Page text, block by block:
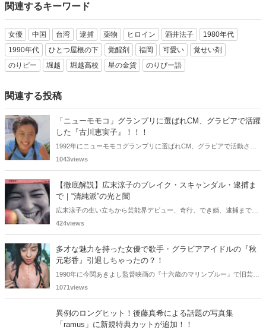
関連するキーワード
女優 中国 台湾 逮捕 薬物 ヒロイン 酒井法子
1980年代
1990年代
ひとつ屋根の下 覚醒剤 福岡 可愛い
覚せい剤
のりピー
堀越 堀越高校 星の金貨 のりぴー語
関連する投稿
「ニューモモコ」グランプリに選ばれCM、グラビアで活躍
した『古川恵実子』！！！
1992年にニューモモコグランプリに選ばれCM、グラビアで活動され
ていた古川恵実子さん。2010年3月頃まではラジオDJを担当されてい
みました。
1043views
【徹底解説】広末涼子のブレイク・スキャンダル・逮捕ま
で｜“清純派”の光と闇
広末涼子の生い立ちから芸能界デビュー、奇行、でき婚、逮捕までを
詳しく解説。同世代女優との比較やキャリアの転落の真相に迫りま
424views
多才な魅力を持った女優で歌手・グラビアアイドルの『秋
元彩香』引退しちゃったの？！
1990年に今関あきよし監督映画の『十六歳のマリンブルー』で旧芸名
は古谷 玲香で主演デビューした秋元 彩香さん。映画やドラマ・歌手
なくなりました。
1071views
異例のロングヒット！後藤真希による話題の写真集
「ramus」に新規特典カットが追加！！